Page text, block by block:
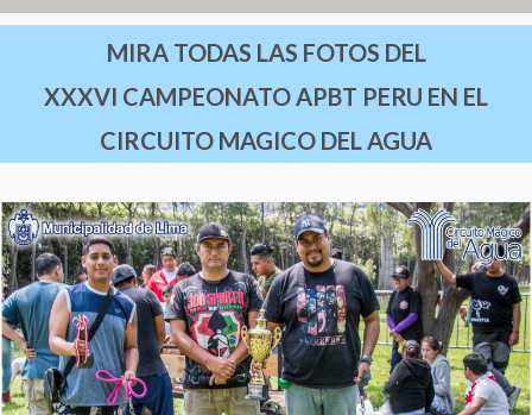
MIRA TODAS LAS FOTOS DEL
XXXVI CAMPEONATO APBT PERU EN EL
CIRCUITO MAGICO DEL AGUA